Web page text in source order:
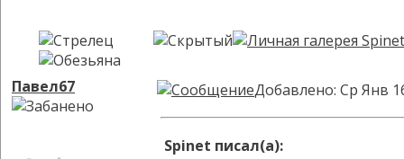
Павел67 Добавлено: Ср Янв
Spinet писал(а):